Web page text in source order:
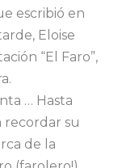
escribió en
Eloise
“El Faro”,
… Hasta
recordar su
de la